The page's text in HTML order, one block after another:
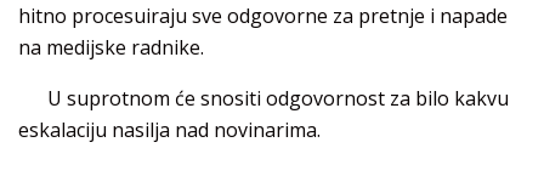
hitno procesuiraju sve odgovorne za pretnje i napade
na medijske radnike.
U suprotnom će snositi odgovornost za bilo kakvu
eskalaciju nasilja nad novinarima.